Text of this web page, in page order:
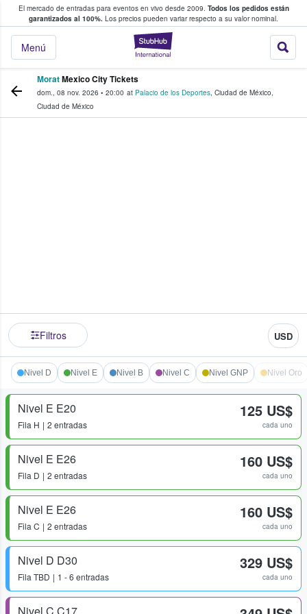
El mercado de entradas para eventos en vivo desde 2009. Todos los pedidos están
garantizados al 100%. Los precios pueden variar respecto a su valor nominal.
StubHub:
Menú
y venta de entradas entre fans
MoratMexico City Tickets
dom., 08 nov. 2026 • 20:00 at Palacio de los Deportes, Ciudad de México,
Ciudad de México
Filtros USD
Nivel D Nivel E Nivel B Nivel C Nivel GNP Nivel Oro
Nivel E E20
Fila H 2 entradas
125 US$
cada uno
Nivel E E26
Fila D 2 entradas
160 US$
cada uno
Nivel E E26
Fila C 2 entradas
160 US$
cada uno
Nivel D D30
Fila TBD 1 - 6 entradas
329 US$
cada uno